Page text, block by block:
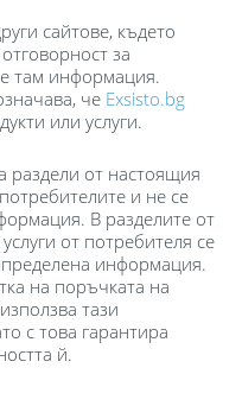
сайтове, където
за
там информация.
че Exsisto.bg
или услуги.
раздели от настоящия
и не се
В разделите от
от потребителя се
информация.
на поръчката на
тази
с това гарантира
й.